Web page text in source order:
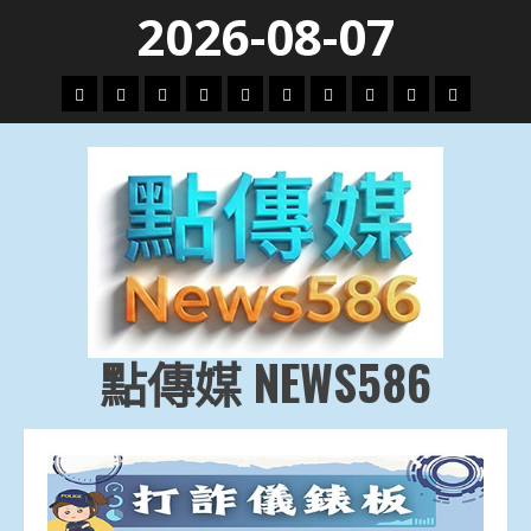
content
2026-08-07
頭
條
財
經
地
方.
會
文
教.
技
專
題
娛
樂
劇
政
治
國
際
運
動
生
活
點傳媒 NEWS586